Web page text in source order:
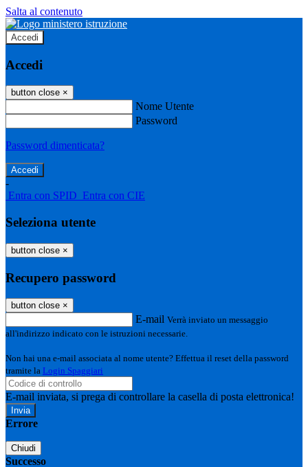
Salta al contenuto
Accedi
Accedi
button close ×
Nome Utente
Password
Password dimenticata?
-
Entra con SPID Entra con CIE
Seleziona utente
button close ×
Recupero password
button close ×
E-mail Verrà inviato un messaggio
all'indirizzo indicato con le istruzioni necessarie.
Non hai una e-mail associata al nome utente? Effettua il reset della password
tramite la Login Spaggiari
E-mail inviata, si prega di controllare la casella di posta elettronica!
Errore
Chiudi
Successo